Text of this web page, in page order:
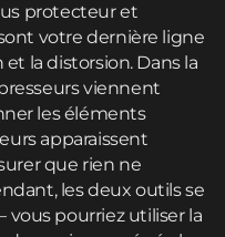
protecteur et
votre dernière ligne
la distorsion. Dans la
viennent
les éléments
apparaissent
que rien ne
les deux outils se
pourriez utiliser la